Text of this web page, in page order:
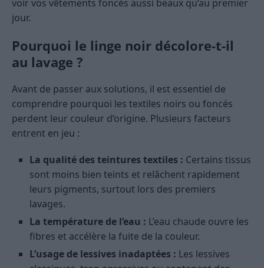
voir vos vêtements foncés aussi beaux qu’au premier
jour.
Pourquoi le linge noir décolore-t-il
au lavage ?
Avant de passer aux solutions, il est essentiel de
comprendre pourquoi les textiles noirs ou foncés
perdent leur couleur d’origine. Plusieurs facteurs
entrent en jeu :
La qualité des teintures textiles : Certains tissus
sont moins bien teints et relâchent rapidement
leurs pigments, surtout lors des premiers
lavages.
La température de l’eau : L’eau chaude ouvre les
fibres et accélère la fuite de la couleur.
L’usage de lessives inadaptées : Les lessives